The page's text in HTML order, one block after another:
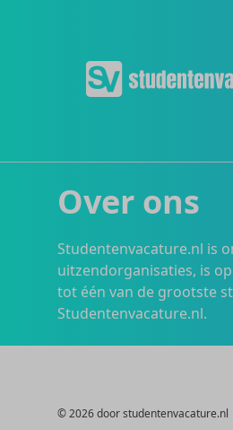
Over ons
Studentenvacature.nl is
uitzendorganisaties, is
tot één van de grootste
Studentenvacature.nl.
© 2026 door studentenvacature.nl